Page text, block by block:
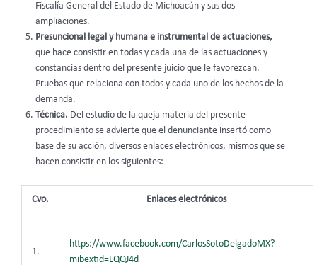
Fiscalía General del Estado de Michoacán y sus dos
ampliaciones.
Presuncional legal y humana e instrumental de actuaciones,
que hace consistir en todas y cada una de las actuaciones y
constancias dentro del presente juicio que le favorezcan.
Pruebas que relaciona con todos y cada uno de los hechos de la
demanda.
Técnica. Del estudio de la queja materia del presente
procedimiento se advierte que el denunciante insertó como
base de su acción, diversos enlaces electrónicos, mismos que se
hacen consistir en los siguientes:
Cvo. Enlaces electrónicos
1.
https://www.facebook.com/CarlosSotoDelgadoMX?
mibextid=LQQJ4d